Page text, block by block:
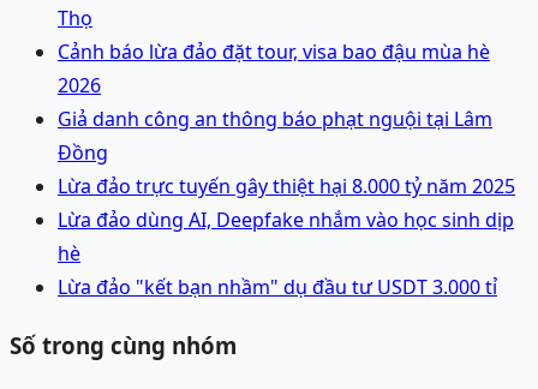
Thọ
Cảnh báo lừa đảo đặt tour, visa bao đậu mùa hè
2026
Giả danh công an thông báo phạt nguội tại Lâm
Đồng
Lừa đảo trực tuyến gây thiệt hại 8.000 tỷ năm 2025
Lừa đảo dùng AI, Deepfake nhắm vào học sinh dịp
hè
Lừa đảo "kết bạn nhầm" dụ đầu tư USDT 3.000 tỉ
Số trong cùng nhóm